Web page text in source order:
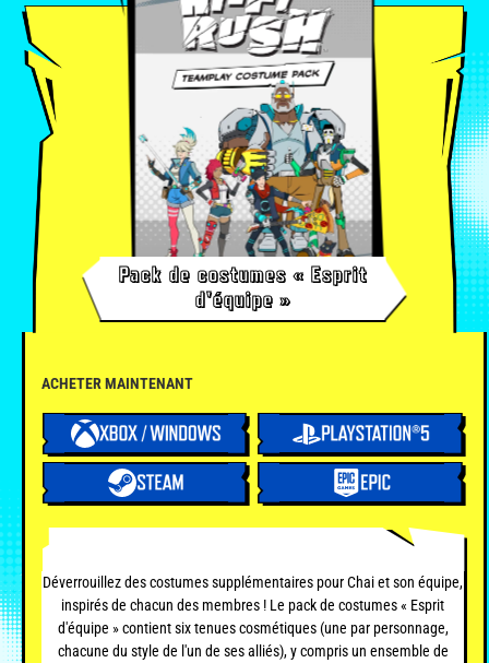
Pack de costumes « Esprit
d'équipe »
ACHETER MAINTENANT
Déverrouillez des costumes supplémentaires pour Chai et son équipe,
inspirés de chacun des membres ! Le pack de costumes « Esprit
d'équipe » contient six tenues cosmétiques (une par personnage,
chacune du style de l'un de ses alliés), y compris un ensemble de